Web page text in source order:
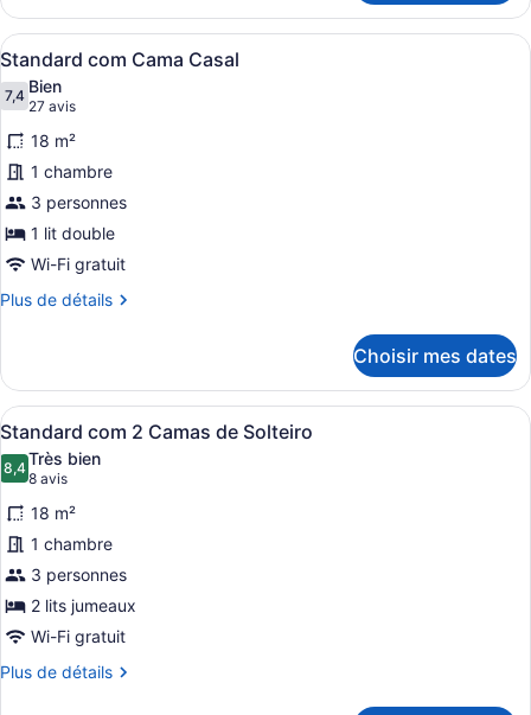
Suíte
Júnior
Afficher
toutes
les
photos
pour
ce
type
de
chambre :
Standard
Casal
Une chambre d’hôtel avec un lit,
6
Standard com Cama Casal
7,47,4 sur 10
Bien
27 avis
(27 avis)
18 m²
1 chambre
3 personnes
1 lit double
Wi-Fi gratuit
Plus de détails
Plus
Standard
com
Cama
Casal
Choisir mes dates
Afficher
toutes
les
photos
pour
ce
type
de
chambre :
Standard
Une chambre d’hôtel avec deux
4
Standard com 2 Camas de Solteiro
8,48,4 sur 10
Très bien
8 avis
(8 avis)
18 m²
1 chambre
3 personnes
2 lits jumeaux
Wi-Fi gratuit
Plus de détails
Plus